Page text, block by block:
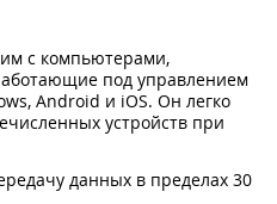
с компьютерами,
под управлением
Android и iOS. Он легко
устройств при
данных в пределах 30